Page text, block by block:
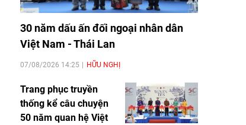
30 năm dấu ấn đối ngoại nhân dân
Việt Nam - Thái Lan
07/08/2026 14:25 HỮU NGHỊ
Trang phục truyền
thống kể câu chuyện
50 năm quan hệ Việt